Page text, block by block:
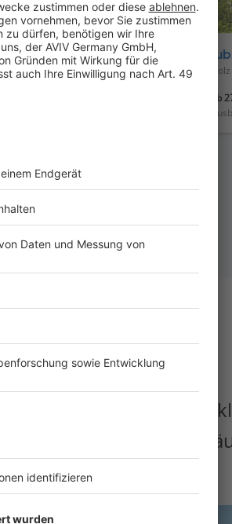
Jubiläumshaus Stadtvilla mit Flachdach
& Dach Living
ab
Dach Living
im Porträt
steht für
geplante
gestaltet sind.